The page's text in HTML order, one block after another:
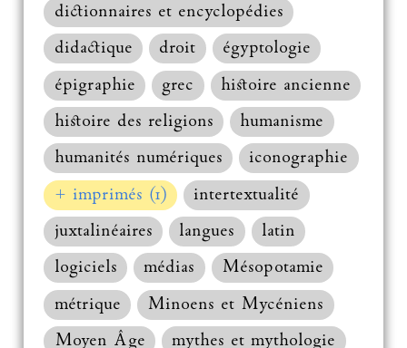
dictionnaires et encyclopédies
didactique
droit
égyptologie
épigraphie
grec
histoire ancienne
histoire des religions
humanisme
humanités numériques
iconographie
+ imprimés (1)
intertextualité
juxtalinéaires
langues
latin
logiciels
médias
Mésopotamie
métrique
Minoens et Mycéniens
Moyen Âge
mythes et mythologie